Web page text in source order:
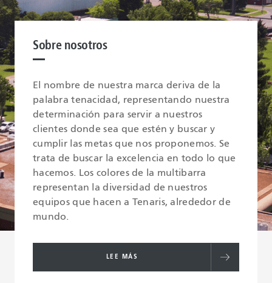
Sobre nosotros
El nombre de nuestra marca deriva de la
palabra tenacidad, representando nuestra
determinación para servir a nuestros
clientes donde sea que estén y buscar y
cumplir las metas que nos proponemos. Se
trata de buscar la excelencia en todo lo que
hacemos. Los colores de la multibarra
representan la diversidad de nuestros
equipos que hacen a Tenaris, alrededor de
mundo.
LEE MÁS